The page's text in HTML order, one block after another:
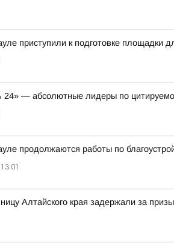
приступили к подготовке площадки
24» — абсолютные лидеры по
продолжаются работы по
13:01
Алтайского края задержали за